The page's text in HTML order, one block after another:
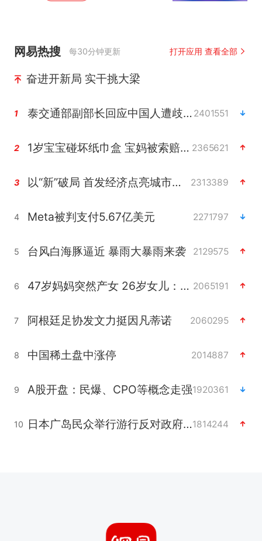
网易热搜 每30分钟更新 打开应用 查看全部
奋进开新局 实干挑大梁
1 泰交通部副部长回应中国人遭歧视手势 2401551
2 1岁宝宝碰坏纸巾盒 宝妈被索赔924元 2365621
3 以“新”破局 首发经济点亮城市消费活力 2313389
4 Meta被判支付5.67亿美元 2271797
5 台风白海豚逼近 暴雨大暴雨来袭 2129575
6 47岁妈妈突然产女 26岁女儿：很震惊 2065191
7 阿根廷足协发文力挺因凡蒂诺 2060295
8 中国稀土盘中涨停 2014887
9 A股开盘：民爆、CPO等概念走强1920361
10 日本广岛民众举行游行反对政府行径1814244